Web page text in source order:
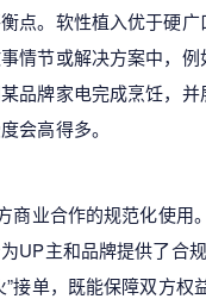
点。软性植入优于硬广
情节或解决方案中，例
品牌家电完成烹饪，并
会高得多。
商业合作的规范化使用
UP主和品牌提供了合
”接单，既能保障双方权